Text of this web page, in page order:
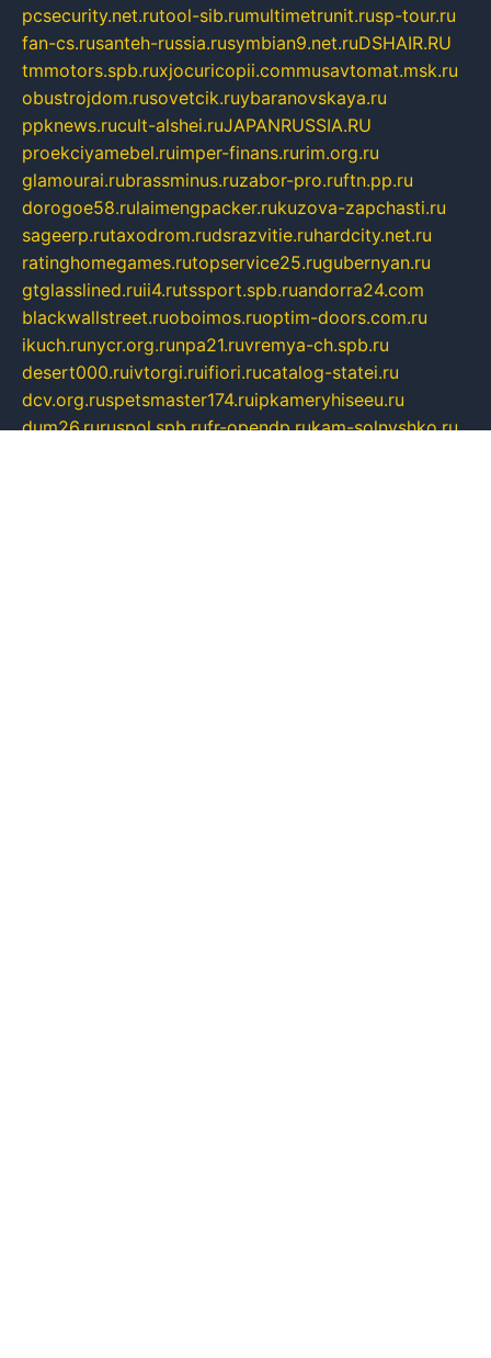
pcsecurity.net.rutool-sib.rumultimetrunit.rusp-tour.ru
fan-cs.rusanteh-russia.rusymbian9.net.ruDSHAIR.RU
tmmotors.spb.ruxjocuricopii.commusavtomat.msk.ru
obustrojdom.rusovetcik.ruybaranovskaya.ru
ppknews.rucult-alshei.ruJAPANRUSSIA.RU
proekciyamebel.ruimper-finans.rurim.org.ru
glamourai.rubrassminus.ruzabor-pro.ruftn.pp.ru
dorogoe58.rulaimengpacker.rukuzova-zapchasti.ru
sageerp.rutaxodrom.rudsrazvitie.ruhardcity.net.ru
ratinghomegames.rutopservice25.rugubernyan.ru
gtglasslined.ruii4.rutssport.spb.ruandorra24.com
blackwallstreet.ruoboimos.ruoptim-doors.com.ru
ikuch.runycr.org.runpa21.ruvremya-ch.spb.ru
desert000.ruivtorgi.ruifiori.rucatalog-statei.ru
dcv.org.ruspetsmaster174.ruipkameryhiseeu.ru
dum26.ruruspol.spb.rufr-opendp.rukam-solnyshko.ru